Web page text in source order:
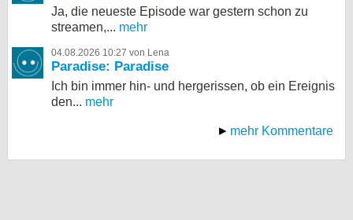
Ja, die neueste Episode war gestern schon zu
streamen,... mehr
04.08.2026 10:27 von Lena
Paradise: Paradise
Ich bin immer hin- und hergerissen, ob ein Ereignis
den... mehr
mehr Kommentare